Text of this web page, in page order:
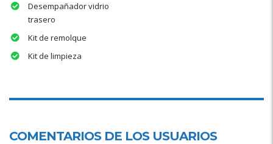
Desempañador vidrio
trasero
Kit de remolque
Kit de limpieza
COMENTARIOS DE LOS USUARIOS